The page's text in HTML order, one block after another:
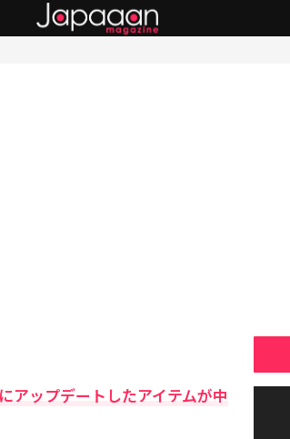
アップデートしたアイテムが中